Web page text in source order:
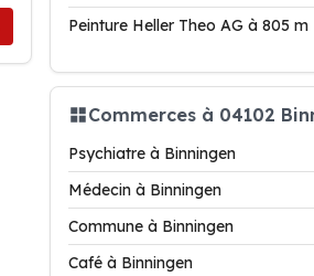
Peinture Heller Theo AG à 805 m
Commerces à 04102
Psychiatre à Binningen
Médecin à Binningen
Commune à Binningen
Café à Binningen